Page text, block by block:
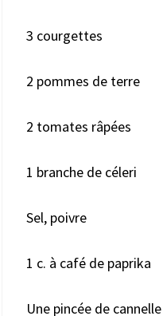
3 courgettes
2 pommes de terre
2 tomates râpées
1 branche de céleri
Sel, poivre
1 c. à café de paprika
Une pincée de cannelle